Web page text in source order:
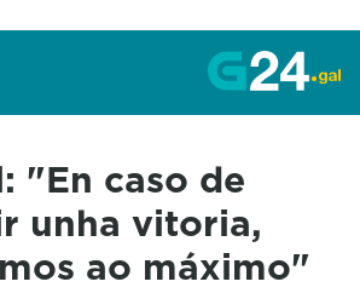
"En caso de
unha vitoria,
ao máximo"